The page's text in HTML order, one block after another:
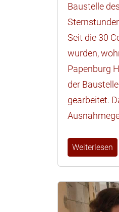
Baustelle
Seit die 30
wurden,
Papenburg
der
gearbeitet.
Weiterlesen